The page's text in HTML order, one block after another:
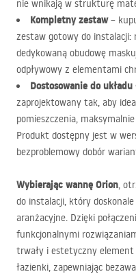
nie wnikają w strukturę
Kompletny zestaw–
zestaw gotowy do instalacji:
dedykowaną obudowę
odpływowy z elementami
Dostosowanie do układu
zaprojektowany tak, aby
pomieszczenia,
Produkt dostępny jest w
bezproblemowy dobór
Wybierając wannę Orion,
do instalacji, który
aranżacyjne. Dzięki
funkcjonalnymi
trwały i estetyczny element
łazienki, zapewniając